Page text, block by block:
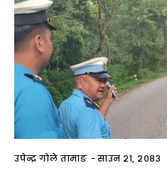
उपेन्द्र गोले तामाङ -साउन २१, २०८३